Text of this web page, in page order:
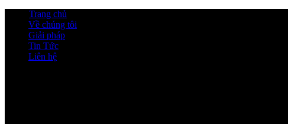
Trang chủ
Về chúng tôi
Giải pháp
Tin Tức
Liên hệ